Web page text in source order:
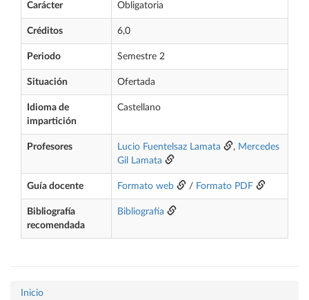
Carácter Obligatoria
Créditos 6,0
Periodo Semestre 2
Situación Ofertada
Idioma de
impartición
Castellano
Profesores Lucio Fuentelsaz Lamata , Mercedes
Gil Lamata
Guía docente Formato web / Formato PDF
Bibliografía
recomendada
Bibliografía
Inicio